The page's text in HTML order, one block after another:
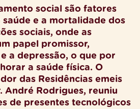
social são fatores
saúde e a mortalidade dos
sociais, onde as
papel promissor,
a depressão, o que por
a saúde física. O
das Residências emeis
André Rodrigues, reuniu
de presentes tecnológicos